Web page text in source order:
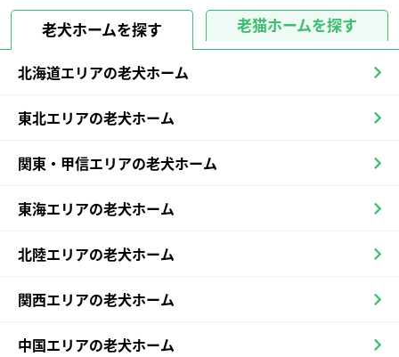
老犬ホームを探す 老猫ホームを探す
北海道エリアの老犬ホーム
東北エリアの老犬ホーム
関東・甲信エリアの老犬ホーム
東海エリアの老犬ホーム
北陸エリアの老犬ホーム
関西エリアの老犬ホーム
中国エリアの老犬ホーム